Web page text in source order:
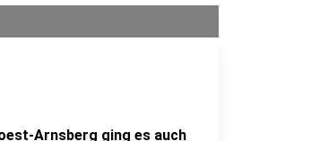
Arnsberg ging es auch